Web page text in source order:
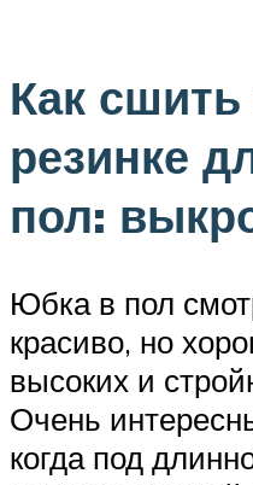
Как
резинке
пол:
Юбка в пол
красиво, но
высоких и
Очень
когда под